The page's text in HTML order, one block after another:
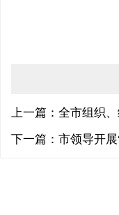
上一篇：全市组织
下一篇：市领导开